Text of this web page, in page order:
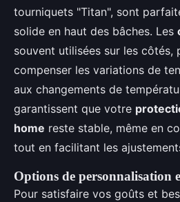
tourniquets "Titan", sont
solide en haut des bâches. Les
souvent utilisées sur les côtés,
compenser les variations de
aux changements de
garantissent que votre
home reste stable, même en
tout en facilitant les
Options de personnalisation
Pour satisfaire vos goûts et